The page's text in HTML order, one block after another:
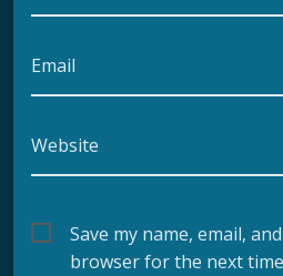
Email
Website
Save my name, email,
browser for the next